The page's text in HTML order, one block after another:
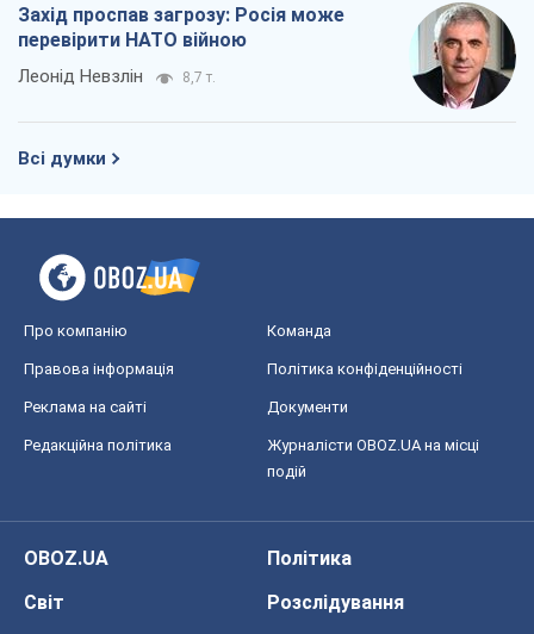
Захід проспав загрозу: Росія може
перевірити НАТО війною
Леонід Невзлін 8,7 т.
Всі думки
Про компанію Команда
Правова інформація Політика конфіденційності
Реклама на сайті Документи
Редакційна політика
Журналісти OBOZ.UA на місці
подій
OBOZ.UA
Політика
Світ
Розслідування